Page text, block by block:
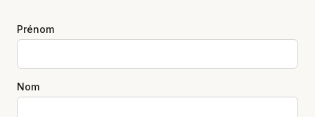
Prénom
Nom